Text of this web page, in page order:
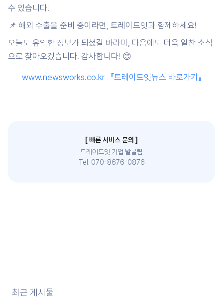
수 있습니다!
📌 해외 수출을 준비 중이라면, 트레이드잇과 함께하세요!
오늘도 유익한 정보가 되셨길 바라며, 다음에도 더욱 알찬 소식
으로 찾아오겠습니다. 감사합니다! 😊
www.newsworks.co.kr 『트레이드잇뉴스 바로가기』
[ 빠른 서비스 문의 ]
트레이드잇 기업 발굴팀
Tel. 070-8676-0876
최근 게시물